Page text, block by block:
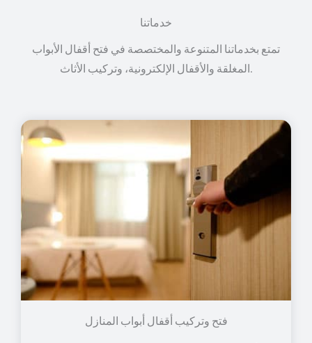
خدماتنا
تمتع بخدماتنا المتنوعة والمختصصة في فتح أقفال الأبواب
فتح وتركيب أقفال أبواب المنازل